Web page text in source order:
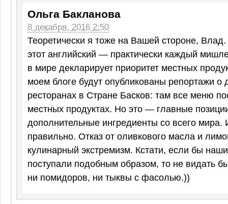
Ольга Бакланова
8 декабря, 2016 2:50
Теоретически я тоже на Вашей стороне, Влад.
этот английский — практически каждый
в мире декларирует приоритет местных
моем блоге будут опубликованы репортажи о
ресторанах в Стране Басков: там все меню
местных продуктах. Но это — главные
дополнительные ингредиенты со всего мира.
правильно. Отказ от оливкового масла и
кулинарный экстремизм. Кстати, если бы
поступали подобным образом, то не видать
ни помидоров, ни тыквы с фасолью.))